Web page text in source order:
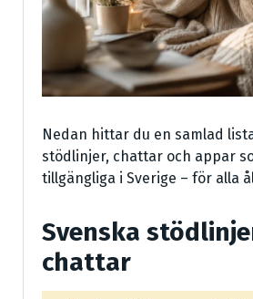
Nedan hittar du en samlad
stödlinjer, chattar och appar
tillgängliga i Sverige – för alla
Svenska
chattar